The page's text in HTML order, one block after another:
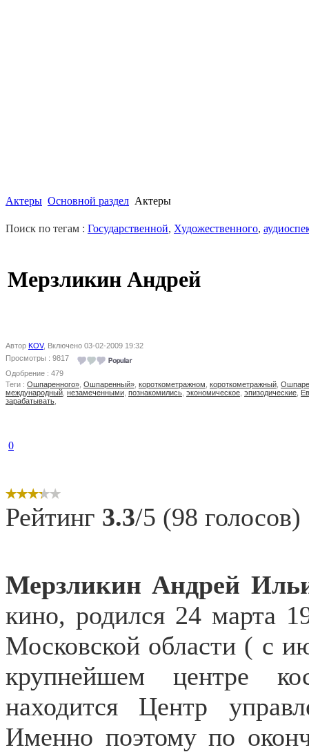
Актеры Основной раздел Актеры
Поиск по тегам : Государственной, Художественного,
Мерзликин Андрей
Автор KOV, Включено 03-02-2009 19:32
Просмотры : 9817
Одобрение : 479
Теги : Ошпаренного» Ошпаренный» короткометражном короткометражный
международный незамеченными познакомились экономическое эпизодические
зарабатывать
0
Рейтинг 3.3/5 (98 голосов)
Мерзликин Андрей
кино, родился 24 марта
Московской области ( с
крупнейшем центре
находится Центр
Именно поэтому по